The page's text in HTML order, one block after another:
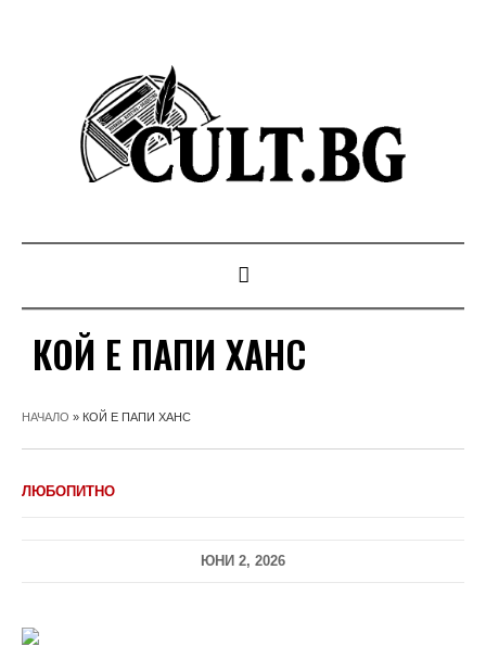
КОЙ Е ПАПИ ХАНС
НАЧАЛО » КОЙ Е ПАПИ ХАНС
ЛЮБОПИТНО
ЮНИ 2, 2026